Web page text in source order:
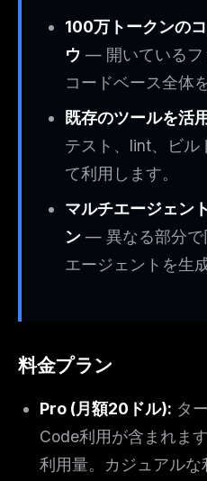
100万トークンの
ウ — 開いているフ
コードベース全体
既存のツールを活
テスト、lint、ビル
て利用します。
マルチエージェン
ン — 異なる部分で
エージェントを生
料金プラン
Pro (月額20ドル): タ
Code利用が含まれま
利用量。カジュアルな